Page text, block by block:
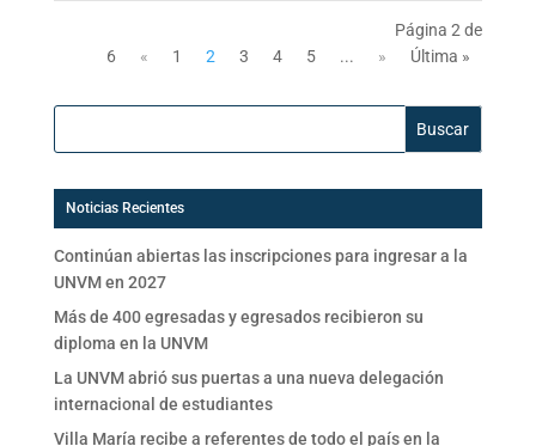
Página 2 de
6
« 1 2 3 4 5 ... » Última »
Buscar:
Noticias Recientes
Continúan abiertas las inscripciones para ingresar a la
UNVM en 2027
Más de 400 egresadas y egresados recibieron su
diploma en la UNVM
La UNVM abrió sus puertas a una nueva delegación
internacional de estudiantes
Villa María recibe a referentes de todo el país en la